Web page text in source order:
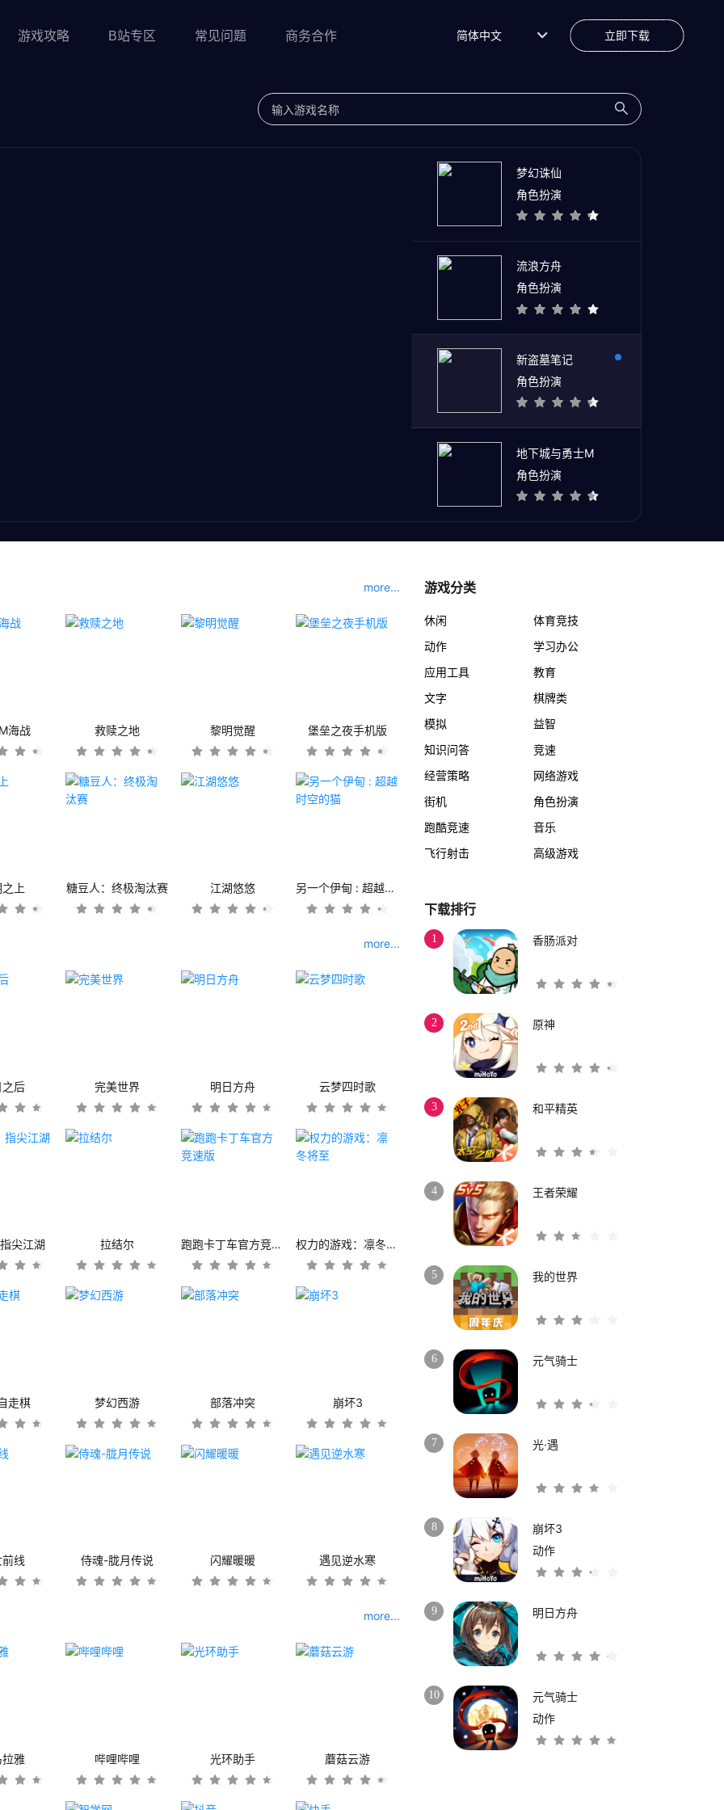
游戏攻略 B站专区 常见问题 商务合作 简体中文 立即下载
梦幻诛仙
角色扮演
流浪方舟
角色扮演
新盗墓笔记
角色扮演
地下城与勇士M
角色扮演
more...
海战 救赎之地 黎明觉醒 堡垒之夜手机版
上 糖豆人：终极淘汰赛 江湖悠悠 另一个伊甸 : 超越时空的猫
more...
后 完美世界 明日方舟 云梦四时歌
尖江湖 拉结尔 跑跑卡丁车官方竞速版 权力的游戏：凛冬将至
走棋 梦幻西游 部落冲突 崩坏3
线 侍魂-胧月传说 闪耀暖暖 遇见逆水寒
more...
雅 哔哩哔哩 光环助手 蘑菇云游
游戏分类
休闲
体育竞技
动作
学习办公
应用工具
教育
文字
棋牌类
模拟
益智
知识问答
竞速
经营策略
网络游戏
街机
角色扮演
跑酷竞速
音乐
飞行射击
高级游戏
下载排行
1 香肠派对
2 原神
3 和平精英
4 王者荣耀
5 我的世界
6 元气骑士
7 光·遇
8
崩坏3
动作
9 明日方舟
10
元气骑士
动作